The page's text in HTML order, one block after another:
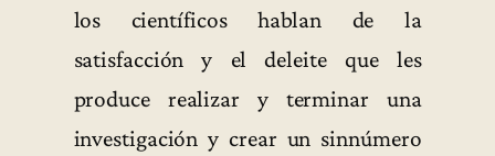
los científicos hablan de la
satisfacción y el deleite que les
produce realizar y terminar una
investigación y crear un sinnúmero